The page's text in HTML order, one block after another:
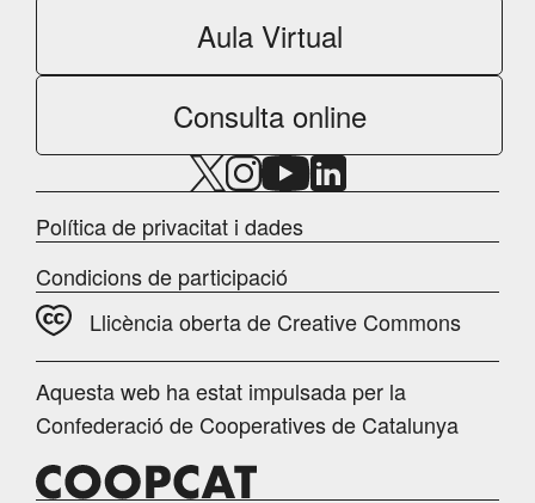
Aula Virtual
Consulta online
Política de privacitat i dades
Condicions de participació
Llicència oberta de Creative Commons
Aquesta web ha estat impulsada per la
Confederació de Cooperatives de Catalunya